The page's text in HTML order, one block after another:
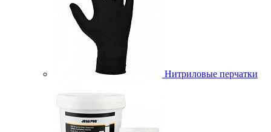
Нитриловые перчатки